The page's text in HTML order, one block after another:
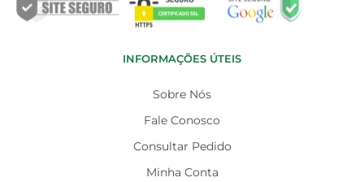
INFORMAÇÕES ÚTEIS
Sobre Nós
Fale Conosco
Consultar Pedido
Minha Conta